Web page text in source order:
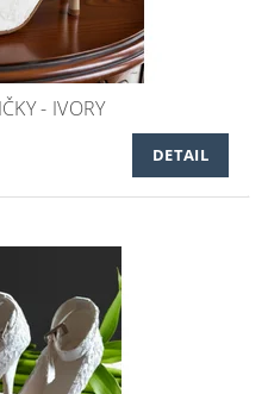
- IVORY
DETAIL